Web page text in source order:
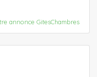
annonce GitesChambres